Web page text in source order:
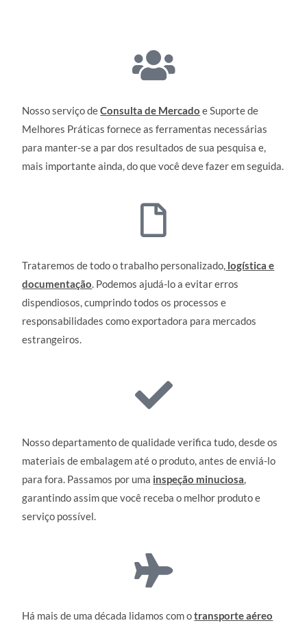
Nosso serviço deConsulta de Mercado e Suporte de
Melhores Práticas fornece as ferramentas necessárias
para manter-se a par dos resultados de sua pesquisa e,
mais importante ainda, do que você deve fazer em seguida.
Trataremos de todo o trabalho personalizado, logística e
documentação. Podemos ajudá-lo a evitar erros
dispendiosos, cumprindo todos os processos e
responsabilidades como exportadora para mercados
estrangeiros.
Nosso departamento de qualidade verifica tudo, desde os
materiais de embalagem até o produto, antes de enviá-lo
para fora. Passamos por uma inspeção minuciosa,
garantindo assim que você receba o melhor produto e
serviço possível.
Há mais de uma década lidamos com otransporte aéreo